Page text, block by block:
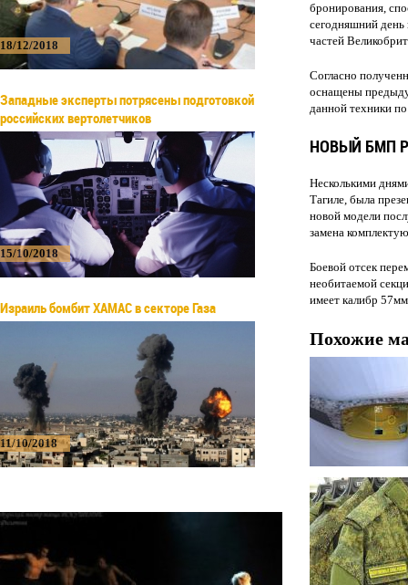
18/12/2018
Западные эксперты потрясены подготовкой
российских вертолетчиков
15/10/2018
Израиль бомбит ХАМАС в секторе Газа
11/10/2018
бронирования,
сегодняшний
частей
Согласно
оснащены
данной техники
НОВЫЙ БМП
Несколькими
Тагиле, была
новой модели
замена
Боевой отсек
необитаемой
имеет калибр
Похожие